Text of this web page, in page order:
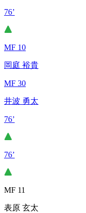
76’
MF 10
岡庭 裕貴
MF 30
井波 勇太
76’
76’
MF 11
表原 玄太